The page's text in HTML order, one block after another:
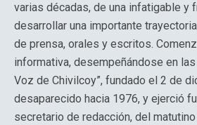
varias décadas, de una infatigable y
desarrollar una importante
de prensa, orales y escritos.
informativa, desempeñándose en
Voz de Chivilcoy”, fundado el 2 de
desaparecido hacia 1976, y ejerció
secretario de redacción, del matutino